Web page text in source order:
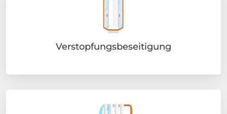
Verstopfungsbeseitigung